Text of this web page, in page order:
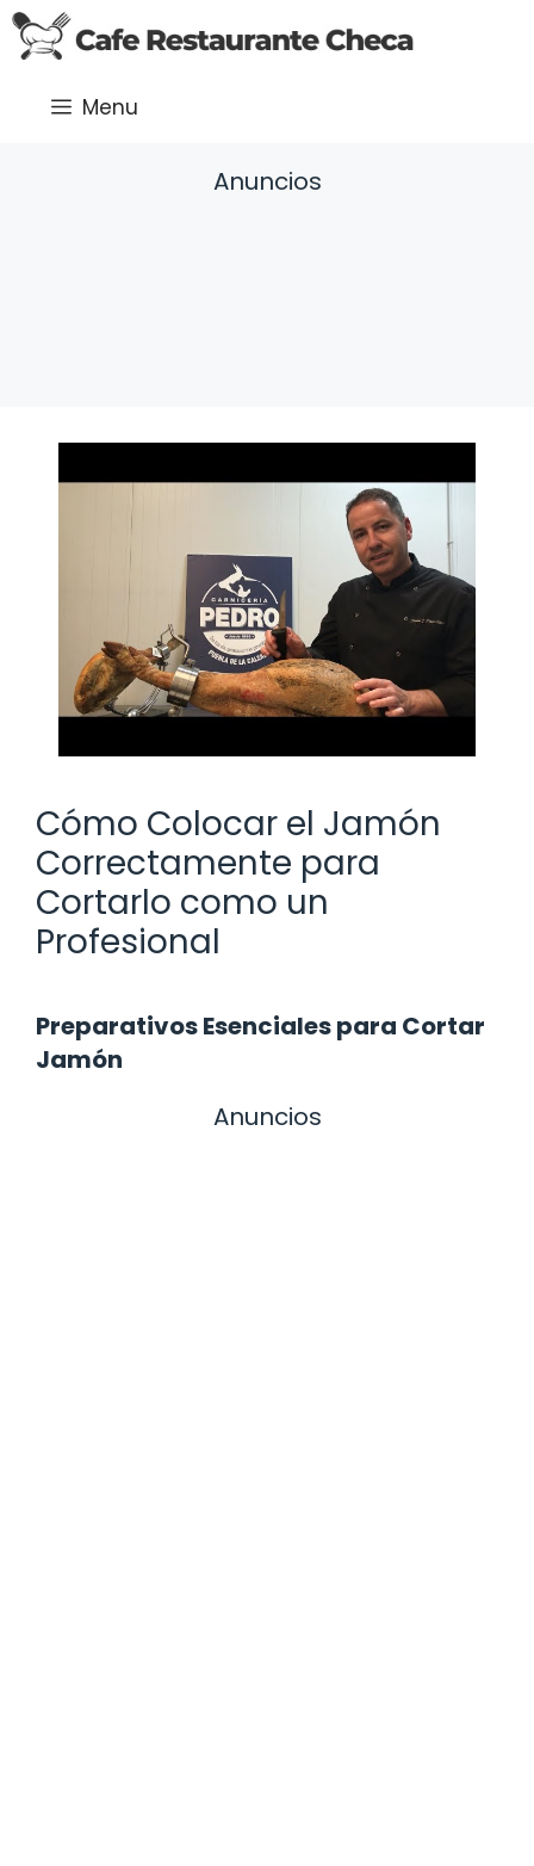
Saltar
al
Menu
Anuncios
Cómo Colocar el Jamón
Correctamente para
Cortarlo como un
Profesional
Preparativos Esenciales para Cortar
Jamón
Anuncios